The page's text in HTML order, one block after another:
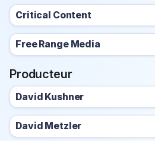
Critical Content
Free Range Media
Producteur
David Kushner
David Metzler